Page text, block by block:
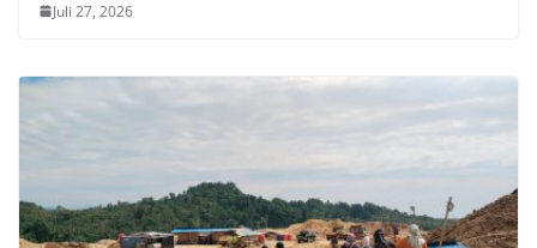
Juli 27, 2026